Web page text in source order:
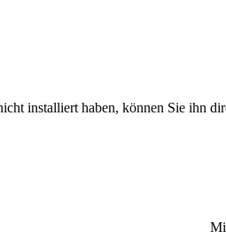
installiert haben, können Sie ihn
Dies gilt für alle Parkplatz-